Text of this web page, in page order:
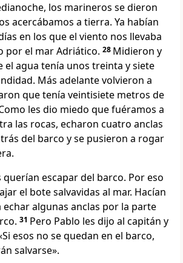
los marineros se dieron
acercábamos a tierra. Ya habían
en los que el viento nos llevaba
por el mar Adriático. 28 Midieron y
agua tenía unos treinta y siete
Más adelante volvieron a
que tenía veintisiete metros de
les dio miedo que fuéramos a
las rocas, echaron cuatro anclas
del barco y se pusieron a rogar
escapar del barco. Por eso
el bote salvavidas al mar. Hacían
algunas anclas por la parte
31 Pero Pablo les dijo al capitán y
esos no se quedan en el barco,
salvarse».